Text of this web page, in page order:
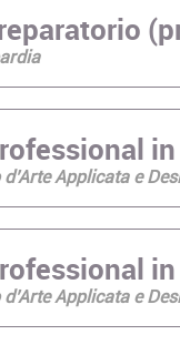
Applicata e
Applicata e